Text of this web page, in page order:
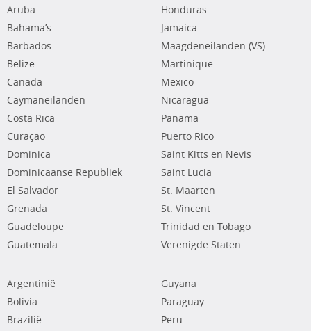
Aruba
Bahama’s
Barbados
Belize
Canada
Caymaneilanden
Costa Rica
Curaçao
Dominica
Dominicaanse Republiek
El Salvador
Grenada
Guadeloupe
Guatemala
Honduras
Jamaica
Maagdeneilanden (VS)
Martinique
Mexico
Nicaragua
Panama
Puerto Rico
Saint Kitts en Nevis
Saint Lucia
St. Maarten
St. Vincent
Trinidad en Tobago
Verenigde Staten
Argentinië
Bolivia
Brazilië
Guyana
Paraguay
Peru